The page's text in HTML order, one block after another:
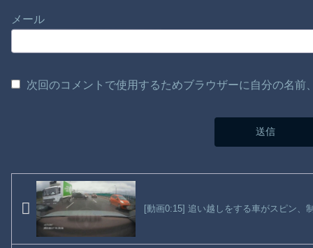
メール
次回のコメントで使用するためブラウザーに自分の名
[動画0:15] 追い越しをする車がスピン、